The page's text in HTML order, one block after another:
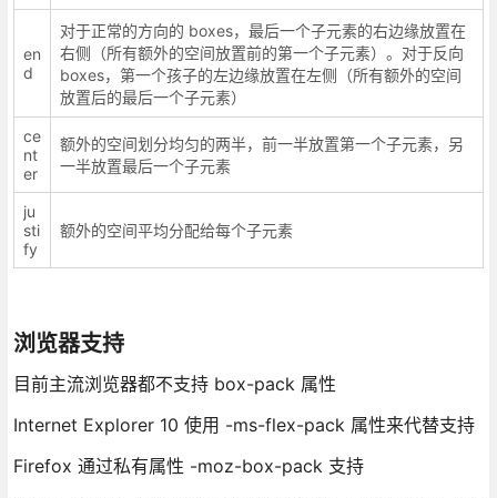
en
d
对于正常的方向的 boxes，最后一个子元素的右边缘放置在
右侧（所有额外的空间放置前的第一个子元素）。对于反向
boxes，第一个孩子的左边缘放置在左侧（所有额外的空间
放置后的最后一个子元素）
ce
nt
er
额外的空间划分均匀的两半，前一半放置第一个子元素，另
一半放置最后一个子元素
ju
sti
fy
额外的空间平均分配给每个子元素
浏览器支持
目前主流浏览器都不支持 box-pack 属性
Internet Explorer 10 使用 -ms-flex-pack 属性来代替支持
Firefox 通过私有属性 -moz-box-pack 支持